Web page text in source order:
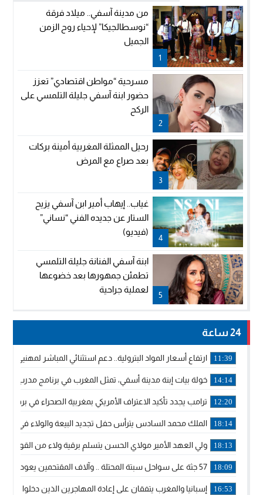
1
من مدينة آسفي.. ميلاد فرقة
“نوسطالجيكا” لإحياء روح الزمن
الجميل
2
مسرحية “مواطن اقتصادي” تعزز
حضور ابنة آسفي جليلة التلمسي على
الركح
3
رحيل الممثلة المغربية أمينة بركات
بعد صراع مع المرض
4
غياب.. إيهاب أمير ابن آسفي يزيح
الستار عن جديده الفني “نساني”
(فيديو)
5
ابنة آسفي الفنانة جليلة التلمسي
تطمئن جمهورها بعد خضوعها
لعملية جراحية
24 ساعة
11:39 ارتفاع أسعار المواد البترولية.. دعم استثنائي المباشر لمهنيي
14:14 خولة بيات إبنة مدينة أسفي، تمثل المغرب في برنامج مدرب
12:20 ترامب يجدد تأكيد الاعتراف الأمريكي بمغربية الصحراء في برقية
18:14 الملك محمد السادس يترأس حفل تجديد البيعة والولاء في
18:13 ولي العهد الأمير مولاي الحسن يتسلم برقية ولاء من القوات
18:09 57 جثة على سواحل سبتة المحتلة .. وآلاف المقتحمين يعودون إلى المغرب
16:53 إسبانيا والمغرب يتفقان على إعادة المهاجرين الذين دخلوا سبتة